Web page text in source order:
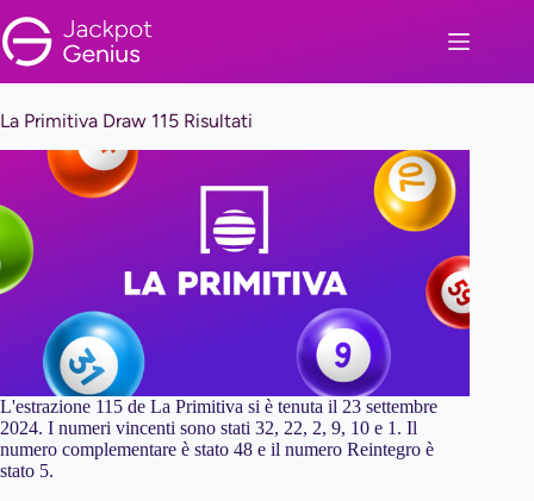
al
contenuto
La Primitiva Draw 115 Risultati
L'estrazione 115 de La Primitiva si è tenuta il 23 settembre
2024. I numeri vincenti sono stati 32, 22, 2, 9, 10 e 1. Il
numero complementare è stato 48 e il numero Reintegro è
stato 5.